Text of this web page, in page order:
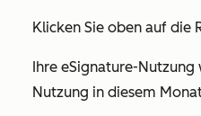
Klicken Sie oben auf die
Ihre eSignature-Nutzung
Nutzung in diesem